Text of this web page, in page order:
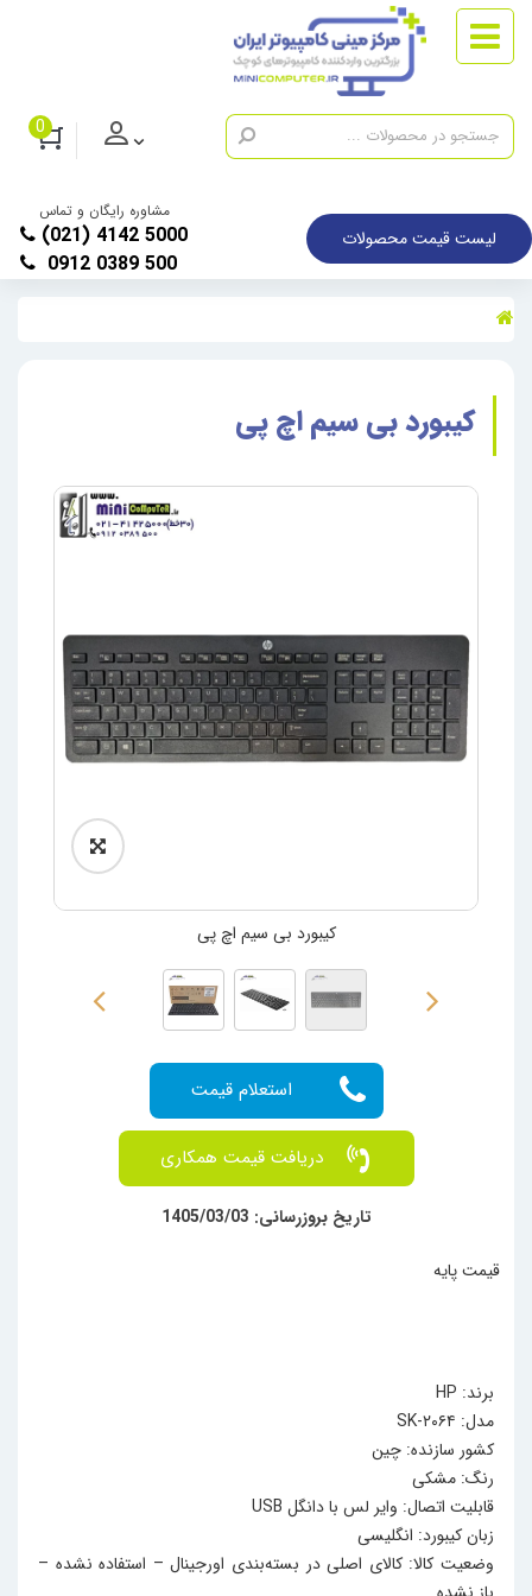
0
لیست قیمت محصولات
مشاوره رایگان و تماس
(021) 4142 5000
0912 0389 500
کیبورد بی سیم اچ پی
کیبورد بی سیم اچ پی
برند: HP
مدل: SK-۲۰۶۴
کشور سازنده: چین
رنگ: مشکی
قابلیت اتصال: وایر لس با دانگل USB
زبان کیبورد: انگلیسی
وضعیت کالا: کالای اصلی در بسته‌بندی اورجینال – استفاده نشده –
قیمت پایه
تاریخ بروزرسانی: 1405/03/03
دریافت قیمت همکاری